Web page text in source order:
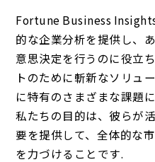
Fortune Business
的な企業分析を提供し、
意思決定を行うのに役立
トのために斬新なソリュ
に特有のさまざまな課題
私たちの目的は、彼らが
要を提供して、全体的な
を力づけることです.